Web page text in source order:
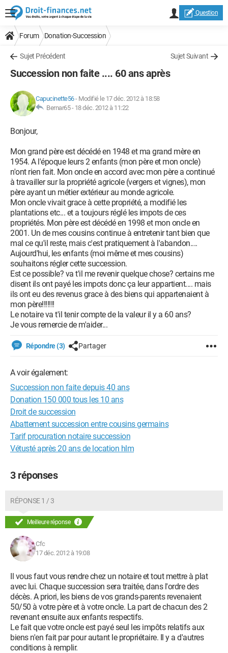
Question
Forum Donation-Succession
Sujet Précédent Sujet Suivant
Succession non faite .... 60 ans après
Capucinette56- Modifié le 17 déc. 2012 à 18:58
Bernar65 - 18 déc. 2012 à 11:22
Bonjour,
Mon grand père est décédé en 1948 et ma grand mère en
1954. A l'époque leurs 2 enfants (mon père et mon oncle)
n'ont rien fait. Mon oncle en accord avec mon père a continué
à travailler sur la propriété agricole (vergers et vignes), mon
père ayant un métier extérieur au monde agricole.
Mon oncle vivait grace à cette propriété, a modifié les
plantations etc... et a toujours réglé les impots de ces
propriétés. Mon père est décédé en 1998 et mon oncle en
2001. Un de mes cousins continue à entretenir tant bien que
mal ce qu'il reste, mais c'est pratiquement à l'abandon....
Aujourd'hui, les enfants (moi même et mes cousins)
souhaitons régler cette succession.
Est ce possible? va t'il me revenir quelque chose? certains me
disent ils ont payé les impots donc ça leur appartient.... mais
ils ont eu des revenus grace à des biens qui appartenaient à
mon père!!!!!!!
Le notaire va t'il tenir compte de la valeur il y a 60 ans?
Je vous remercie de m'aider...
Répondre (3) Partager
A voir également:
Succession non faite depuis 40 ans
Donation 150 000 tous les 10 ans
Droit de succession
Abattement succession entre cousins germains
Tarif procuration notaire succession
Vétusté après 20 ans de location hlm
3 réponses
RÉPONSE 1 / 3
Meilleure réponse
Cfc
17 déc. 2012 à 19:08
Il vous faut vous rendre chez un notaire et tout mettre à plat
avec lui. Chaque succession sera traitée, dans l'ordre des
décès. A priori, les biens de vos grands-parents revenaient
50/50 à votre père et à votre oncle. La part de chacun des 2
revenant ensuite aux enfants respectifs.
Le fait que votre oncle est payé seul les impôts relatifs aux
biens n'en fait par pour autant le propriétaire. Il y a d'autres
conditions à remplir.